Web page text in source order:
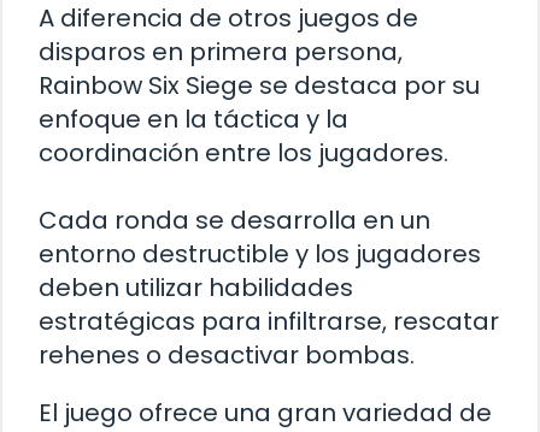
A diferencia de otros juegos de
disparos en primera persona,
Rainbow Six Siege se destaca por su
enfoque en la táctica y la
coordinación entre los jugadores.
Cada ronda se desarrolla en un
entorno destructible y los jugadores
deben utilizar habilidades
estratégicas para infiltrarse, rescatar
rehenes o desactivar bombas.
El juego ofrece una gran variedad de